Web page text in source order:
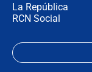
La República
RCN Social